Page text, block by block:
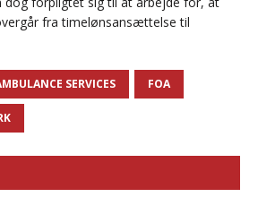
fra timelønsansættelse til
SERVICES FOA